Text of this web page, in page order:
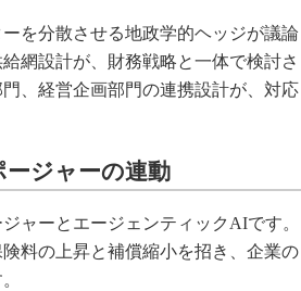
を分散させる地政学的ヘッジが議論
網設計が、財務戦略と一体で検討さ
、経営企画部門の連携設計が、対応
ジャーの連動
ャーとエージェンティックAIです。
料の上昇と補償縮小を招き、企業の